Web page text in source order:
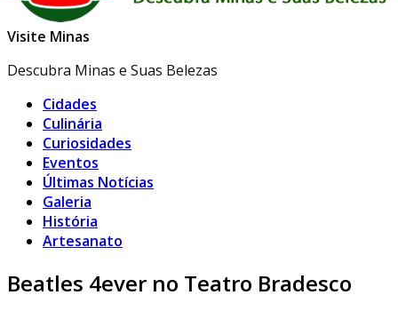
Visite Minas
Descubra Minas e Suas Belezas
Cidades
Culinária
Curiosidades
Eventos
Últimas Notícias
Galeria
História
Artesanato
Beatles 4ever no Teatro Bradesco